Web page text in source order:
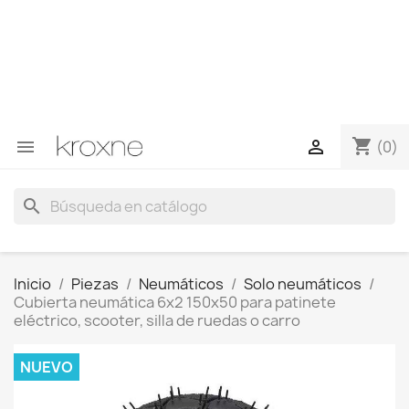
 shopping_cart (0)

search
Inicio Piezas Neumáticos
Solo neumáticos
Cubierta neumática 6x2 150x50 para patinete
eléctrico, scooter, silla de ruedas o carro
NUEVO